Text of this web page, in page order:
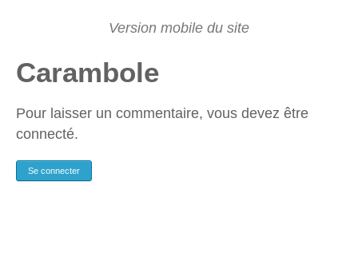
Carambole
Pour laisser un commentaire, vous devez être
connecté.
Se connecter